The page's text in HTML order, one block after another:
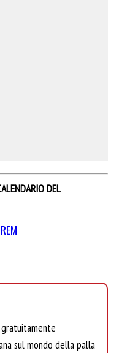
DEL
sul mondo della palla